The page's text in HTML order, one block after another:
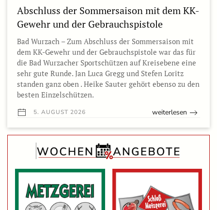
Abschluss der Sommersaison mit dem KK-
Gewehr und der Gebrauchspistole
Bad Wurzach – Zum Abschluss der Sommersaison mit
dem KK-Gewehr und der Gebrauchspistole war das für
die Bad Wurzacher Sportschützen auf Kreisebene eine
sehr gute Runde. Jan Luca Gregg und Stefen Loritz
standen ganz oben . Heike Sauter gehört ebenso zu den
besten Einzelschützen.
5. AUGUST 2026 weiterlesen